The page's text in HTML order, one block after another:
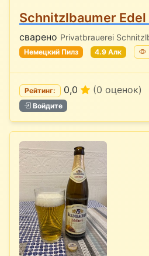
Schnitzlbaumer Edel
сварено Privatbrauerei
Немецкий Пилз 4.9 Алк
Рейтинг: 0,0 (0 оценок)
Войдите